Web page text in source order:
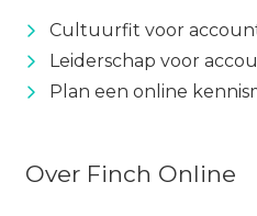
Cultuurfit voor
Leiderschap voor
Plan een online
Over Finch Online